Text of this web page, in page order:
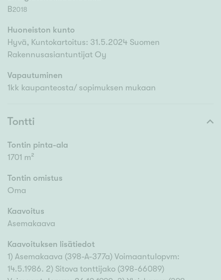
B2018
Huoneiston kunto
Hyvä, Kuntokartoitus: 31.5.2024 Suomen
Rakennusasiantuntijat Oy
Vapautuminen
1kk kaupanteosta/ sopimuksen mukaan
Tontti
Tontin pinta-ala
1701 m²
Tontin omistus
Oma
Kaavoitus
Asemakaava
Kaavoituksen lisätiedot
1) Asemakaava (398-A-377a) Voimaantulopvm:
14.5.1986. 2) Sitova tonttijako (398-66089)